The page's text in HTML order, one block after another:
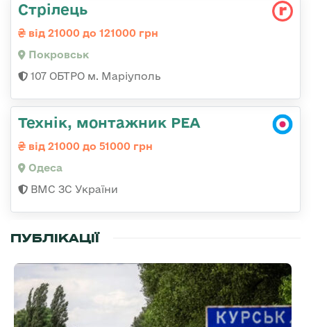
Стрілець
від 21000 до 121000 грн
Покровськ
107 ОБТРО м. Маріуполь
Технік, монтажник РЕА
від 21000 до 51000 грн
Одеса
ВМС ЗС України
ПУБЛІКАЦІЇ